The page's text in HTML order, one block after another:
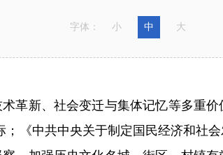
字体： 小 中 大
新、社会变迁与集体记忆等多重价
《中共中央关于制定国民经济和社